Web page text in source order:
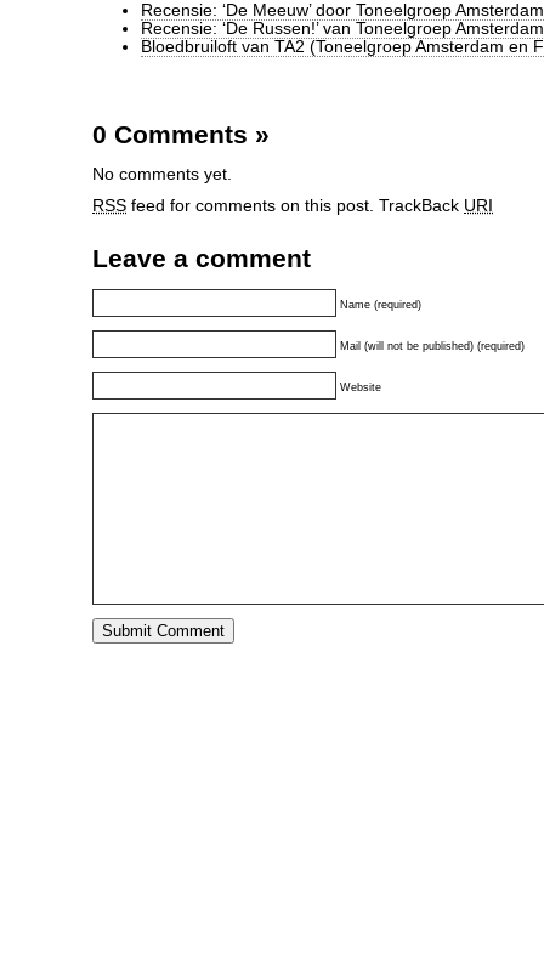
Recensie: ‘De Meeuw’ door Toneelgroep Amsterdam
Recensie: ‘De Russen!’ van Toneelgroep
Bloedbruiloft van TA2 (Toneelgroep Amsterdam en
0 Comments »
No comments yet.
RSS feed for comments on this post. TrackBack URI
Leave a comment
Name (required)
Mail (will not be published) (required)
Website